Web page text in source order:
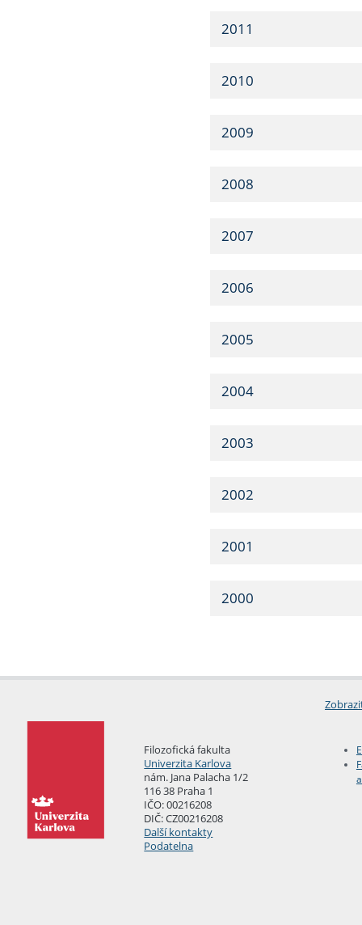
2011
2010
2009
2008
2007
2006
2005
2004
2003
2002
2001
2000
Filozofická fakulta
Univerzita Karlova
nám. Jana Palacha 1/2
116 38 Praha 1
IČO: 00216208
DIČ: CZ00216208
Další kontakty
Podatelna